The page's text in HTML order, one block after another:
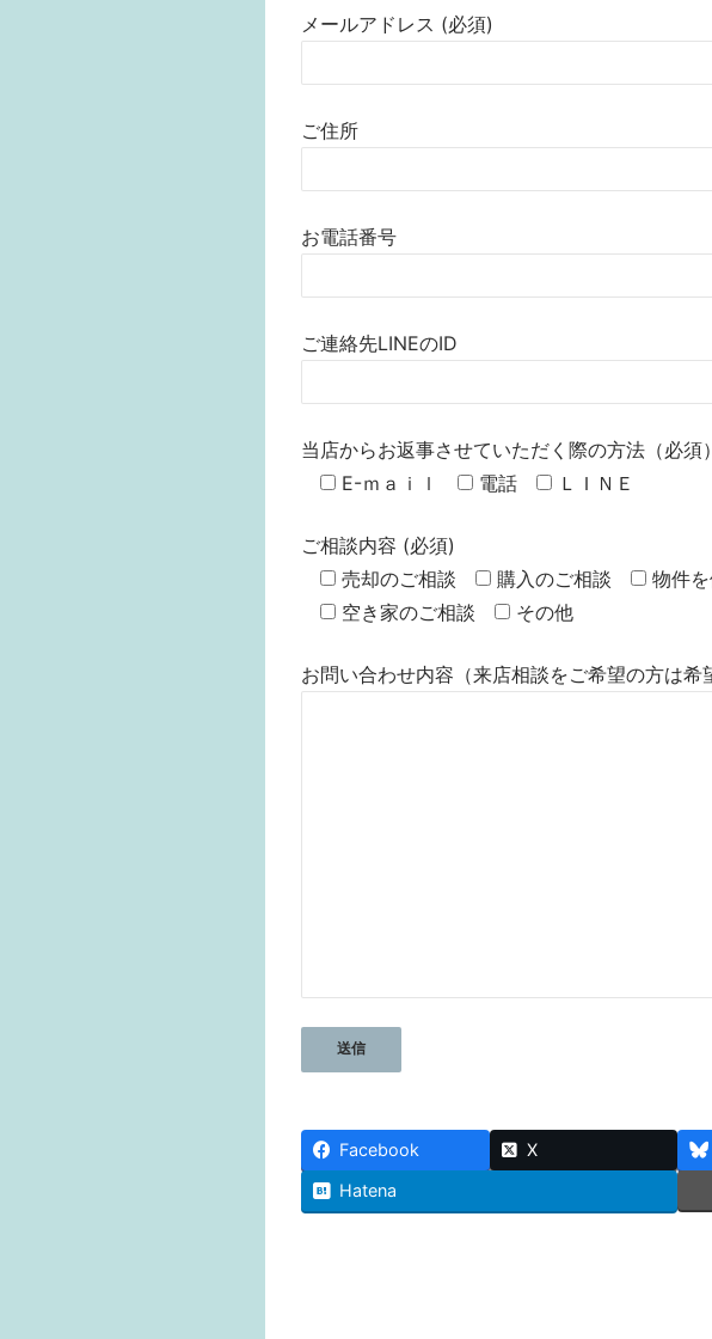
メールアドレス (必須)
ご住所
お電話番号
ご連絡先LINEのID
当店からお返事させていただく際の方法（必須）
E-ｍａｉｌ
電話 ＬＩＮＥ
ご相談内容 (必須)
売却のご相談
購入のご相談 物件
空き家のご相談
その他
お問い合わせ内容（来店相談をご希望の方は希
Facebook X
Hatena